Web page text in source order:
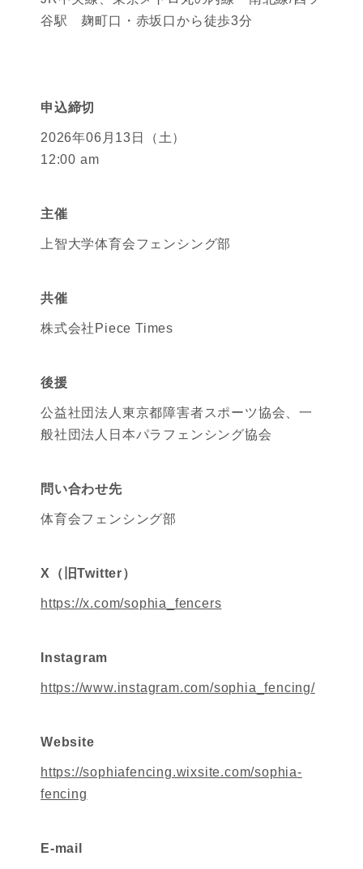
谷駅 麹町口・赤坂口から徒歩3分
申込締切
2026年06月13日（土）
12:00 am
主催
上智大学体育会フェンシング部
共催
株式会社Piece Times
後援
公益社団法人東京都障害者スポーツ協会、一
般社団法人日本パラフェンシング協会
問い合わせ先
体育会フェンシング部
X（旧Twitter）
https://x.com/sophia_fencers
Instagram
https://www.instagram.com/sophia_fencing/
Website
https://sophiafencing.wixsite.com/sophia-
fencing
E-mail